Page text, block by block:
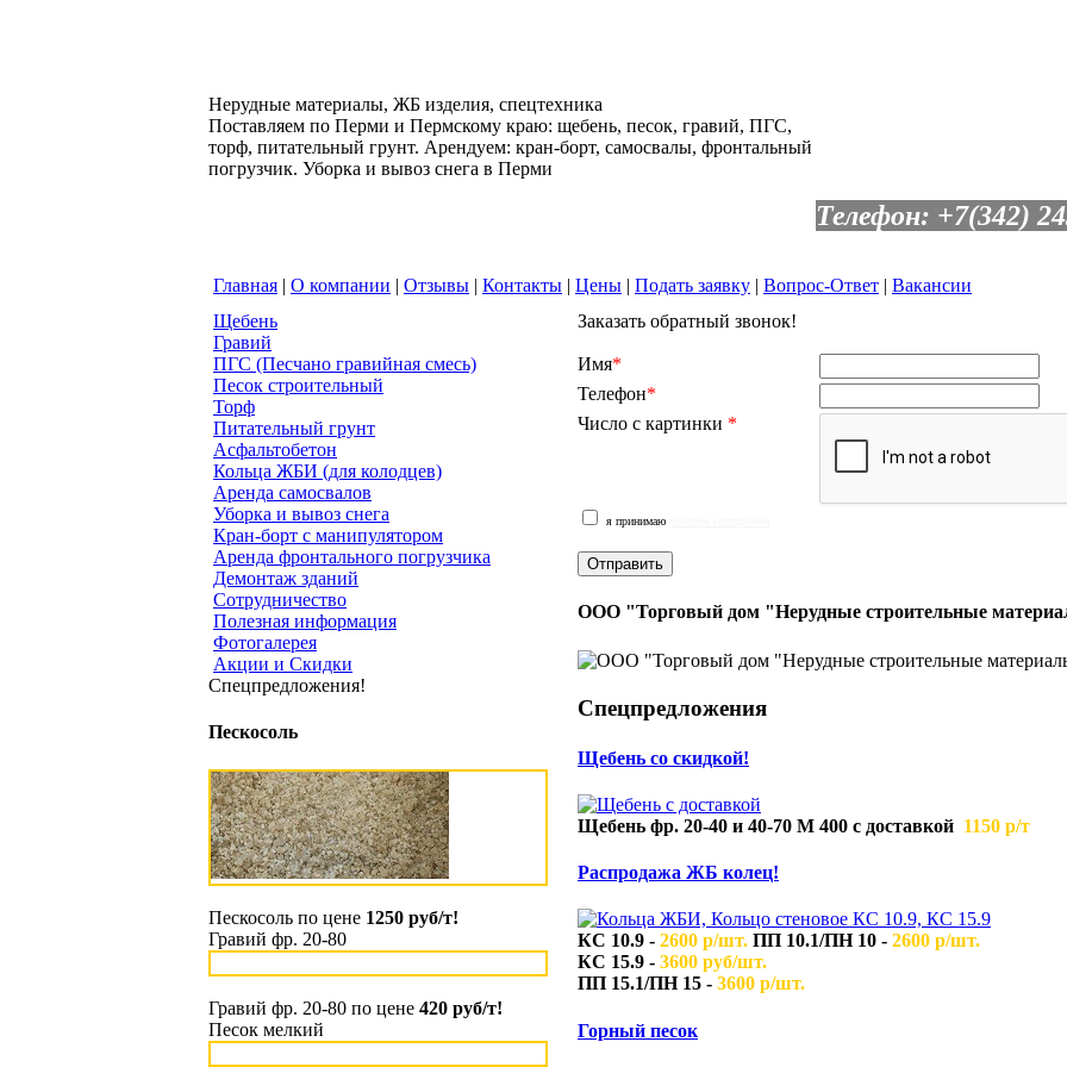
Нерудные материалы, ЖБ изделия, спецтехника
Поставляем по Перми и Пермскому краю: щебень, песок, гравий, ПГС,
торф, питательный грунт. Арендуем: кран-борт, самосвалы, фронтальный
погрузчик. Уборка и вывоз снега в Перми
Телефон: +7(342)
Главная | О компании | Отзывы | Контакты | Цены | Подать заявку | Вопрос-Ответ | Вакансии
Щебень
Гравий
ПГС (Песчано гравийная смесь)
Песок строительный
Торф
Питательный грунт
Асфальтобетон
Кольца ЖБИ (для колодцев)
Аренда самосвалов
Уборка и вывоз снега
Кран-борт с манипулятором
Аренда фронтального погрузчика
Демонтаж зданий
Сотрудничество
Полезная информация
Фотогалерея
Акции и Скидки
Спецпредложения!
Пескосоль
Пескосоль по цене 1250 руб/т!
Гравий фр. 20-80
Гравий фр. 20-80 по цене 420 руб/т!
Песок мелкий
Заказать обратный звонок!
Имя*
Телефон*
Число с картинки *
я принимаю
ООО "Торговый дом "Нерудные строительные
Спецпредложения
Щебень со скидкой!
Щебень фр. 20-40 и 40-70 М 400 с доставкой 1150 р/т
Распродажа ЖБ колец!
КС 10.9 - 2600 р/шт. ПП 10.1/ПН 10 - 2600 р/шт.
КС 15.9 - 3600 руб/шт.
ПП 15.1/ПН 15 - 3600 р/шт.
Горный песок